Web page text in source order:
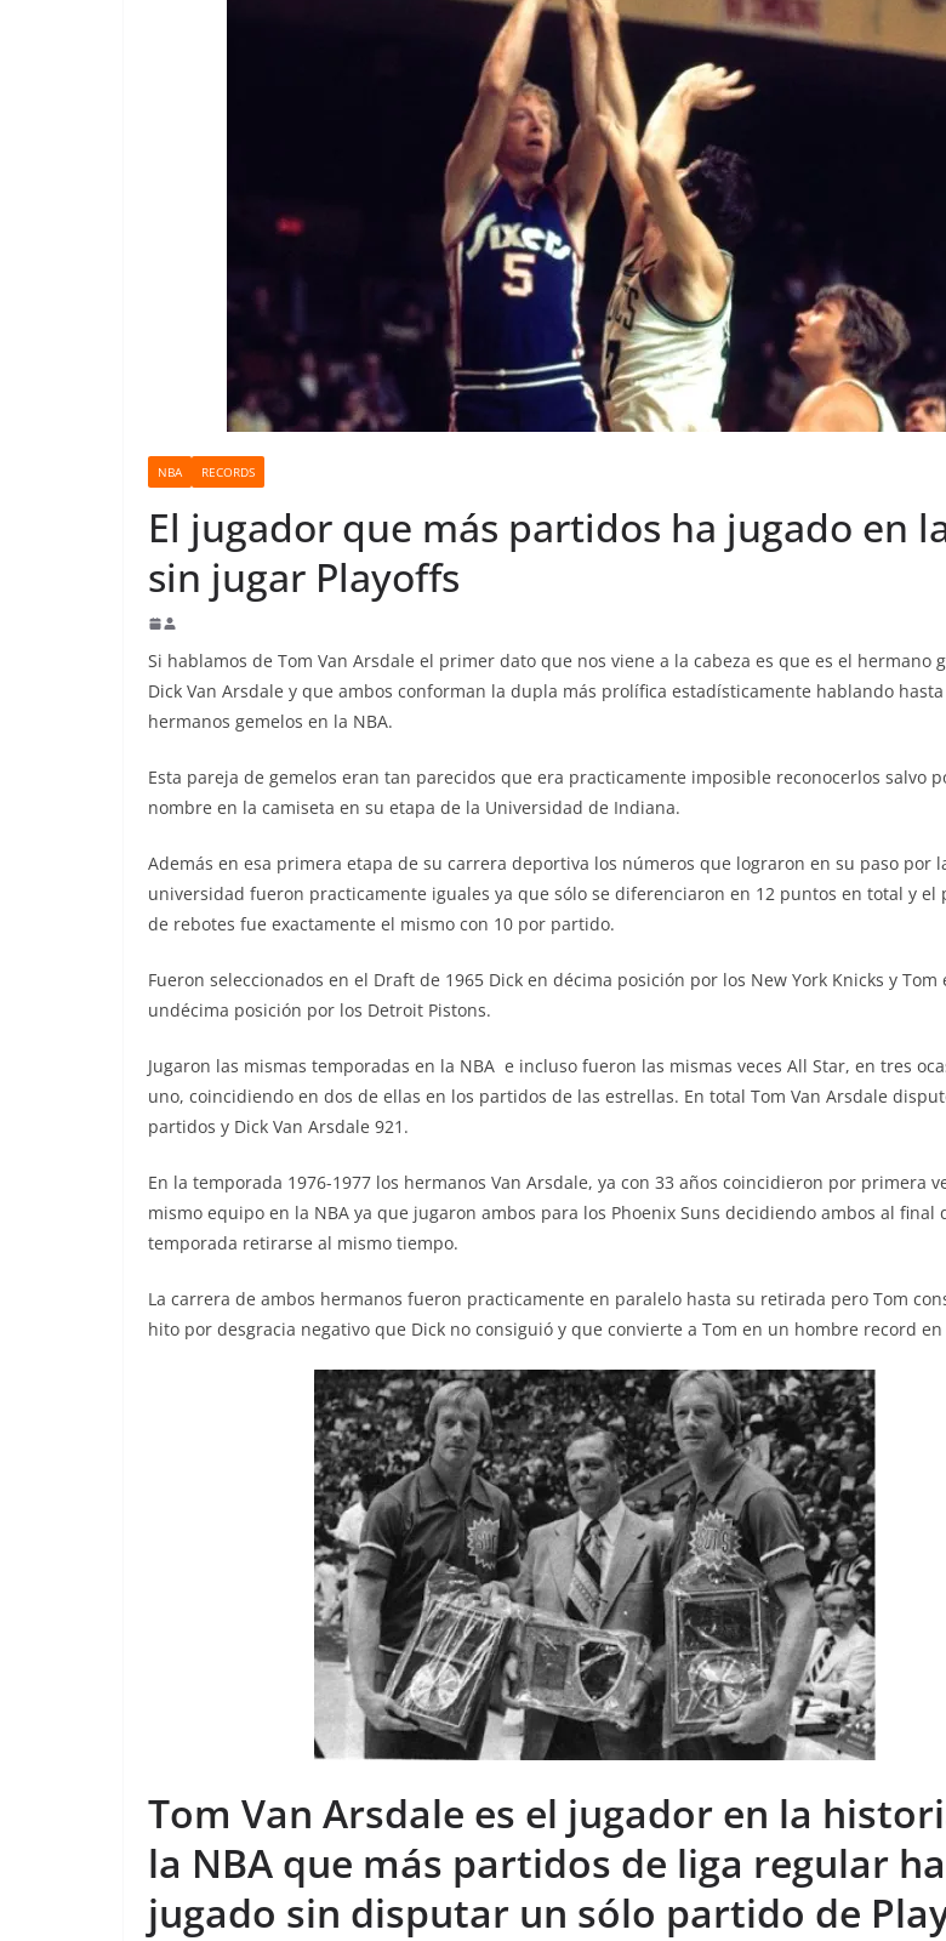
NBA RECORDS
El jugador que más partidos ha jugado en
sin jugar Playoffs
Si hablamos de Tom Van Arsdale el primer dato que nos viene a la cabeza es que es el hermano
Dick Van Arsdale y que ambos conforman la dupla más prolífica estadísticamente hablando
hermanos gemelos en la NBA.
Esta pareja de gemelos eran tan parecidos que era practicamente imposible reconocerlos salvo
nombre en la camiseta en su etapa de la Universidad de Indiana.
Además en esa primera etapa de su carrera deportiva los números que lograron en su paso por
universidad fueron practicamente iguales ya que sólo se diferenciaron en 12 puntos en total y el
de rebotes fue exactamente el mismo con 10 por partido.
Fueron seleccionados en el Draft de 1965 Dick en décima posición por los New York Knicks y Tom
undécima posición por los Detroit Pistons.
Jugaron las mismas temporadas en la NBA e incluso fueron las mismas veces All Star, en tres
uno, coincidiendo en dos de ellas en los partidos de las estrellas. En total Tom Van Arsdale
partidos y Dick Van Arsdale 921.
En la temporada 1976-1977 los hermanos Van Arsdale, ya con 33 años coincidieron por primera
mismo equipo en la NBA ya que jugaron ambos para los Phoenix Suns decidiendo ambos al final
temporada retirarse al mismo tiempo.
La carrera de ambos hermanos fueron practicamente en paralelo hasta su retirada pero Tom
hito por desgracia negativo que Dick no consiguió y que convierte a Tom en un hombre record en
Tom Van Arsdale es el jugador en la
la NBA que más partidos de liga regular ha
jugado sin disputar un sólo partido de